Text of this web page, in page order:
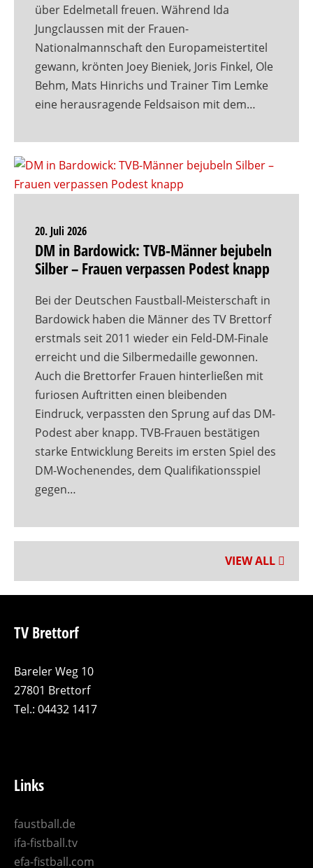
über Edelmetall freuen. Während Ida
Jungclaussen mit der Frauen-
Nationalmannschaft den Europameistertitel
gewann, krönten Joey Bieniek, Joris Finkel, Ole
Behm, Mats Hinrichs und Trainer Tim Lemke
eine herausragende Feldsaison mit dem…
20. Juli 2026
DM in Bardowick: TVB-Männer bejubeln
Silber – Frauen verpassen Podest knapp
Bei der Deutschen Faustball-Meisterschaft in
Bardowick haben die Männer des TV Brettorf
erstmals seit 2011 wieder ein Feld-DM-Finale
erreicht und die Silbermedaille gewonnen.
Auch die Brettorfer Frauen hinterließen mit
furiosen Auftritten einen bleibenden
Eindruck, verpassten den Sprung auf das DM-
Podest aber knapp. TVB-Frauen bestätigen
starke Entwicklung Bereits im ersten Spiel des
DM-Wochenendes, dem Qualifikationsspiel
gegen…
VIEW ALL
TV Brettorf
Bareler Weg 10
27801 Brettorf
Tel.: 04432 1417
Links
faustball.de
ifa-fistball.tv
efa-fistball.com